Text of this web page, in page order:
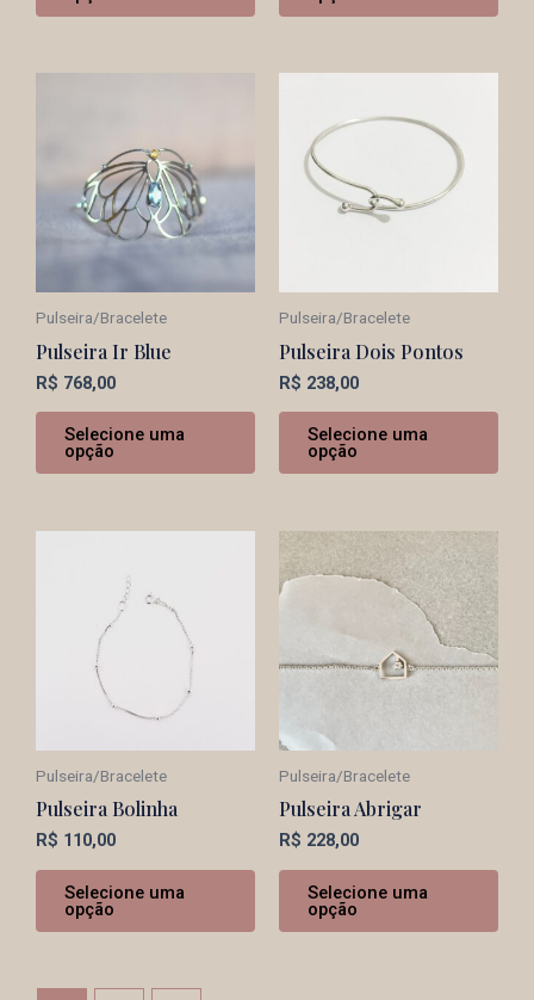
Pulseira/Bracelete
Pulseira Ir Blue
R$ 768,00
Selecione uma
opção
Pulseira/Bracelete
Pulseira Dois Pontos
R$ 238,00
Selecione uma
opção
Pulseira/Bracelete
Pulseira Bolinha
R$ 110,00
Selecione uma
opção
Pulseira/Bracelete
Pulseira Abrigar
R$ 228,00
Selecione uma
opção